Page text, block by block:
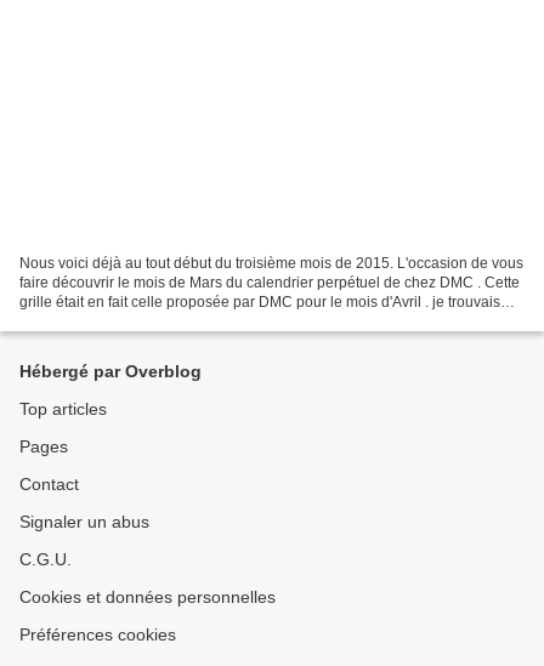
Nous voici déjà au tout début du troisième mois de 2015. L'occasion de vous
faire découvrir le mois de Mars du calendrier perpétuel de chez DMC . Cette
grille était en fait celle proposée par DMC pour le mois d'Avril . je trouvais
Hébergé par Overblog
Top articles
Pages
Contact
Signaler un abus
C.G.U.
Cookies et données personnelles
Préférences cookies